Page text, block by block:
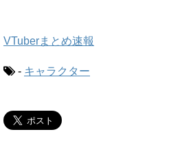
VTuberまとめ速報
- キャラクター